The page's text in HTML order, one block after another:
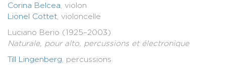
Corina Belcea, violon
Lionel Cottet, violoncelle
Luciano Berio (1925–2003)
Naturale, pour alto, percussions et électronique
Till Lingenberg, percussions